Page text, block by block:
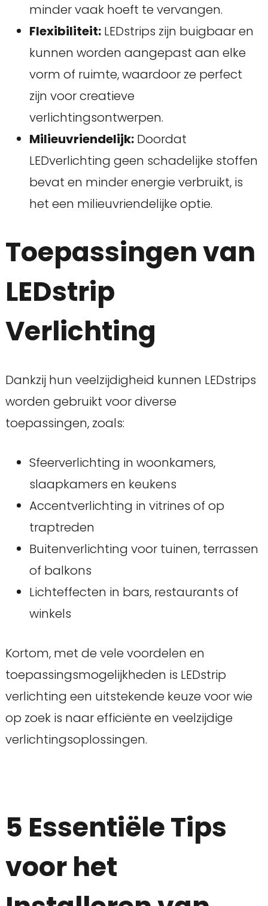
minder vaak hoeft te vervangen.
Flexibiliteit:LEDstrips zijn buigbaar en
kunnen worden aangepast aan elke
vorm of ruimte, waardoor ze perfect
zijn voor creatieve
verlichtingsontwerpen.
Milieuvriendelijk:Doordat
LEDverlichting geen schadelijke stoffen
bevat en minder energie verbruikt, is
het een milieuvriendelijke optie.
Toepassingen van
LEDstrip
Verlichting
Dankzij hun veelzijdigheid kunnen LEDstrips
worden gebruikt voor diverse
toepassingen, zoals:
Sfeerverlichting in woonkamers,
slaapkamers en keukens
Accentverlichting in vitrines of op
traptreden
Buitenverlichting voor tuinen, terrassen
of balkons
Lichteffecten in bars, restaurants of
winkels
Kortom, met de vele voordelen en
toepassingsmogelijkheden is LEDstrip
verlichting een uitstekende keuze voor wie
op zoek is naar efficiënte en veelzijdige
verlichtingsoplossingen.
5 Essentiële Tips
voor het